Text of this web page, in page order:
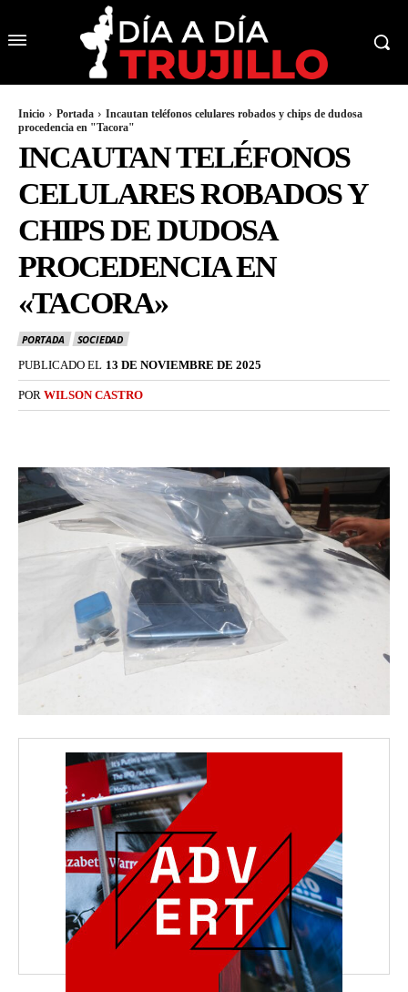
Inicio Portada
Incautan teléfonos celulares robados y chips de dudosa
procedencia en "Tacora"
INCAUTAN TELÉFONOS
CELULARES ROBADOS Y
CHIPS DE DUDOSA
PROCEDENCIA EN
«TACORA»
PORTADA
SOCIEDAD
PUBLICADO EL 13 DE NOVIEMBRE DE 2025
POR WILSON CASTRO